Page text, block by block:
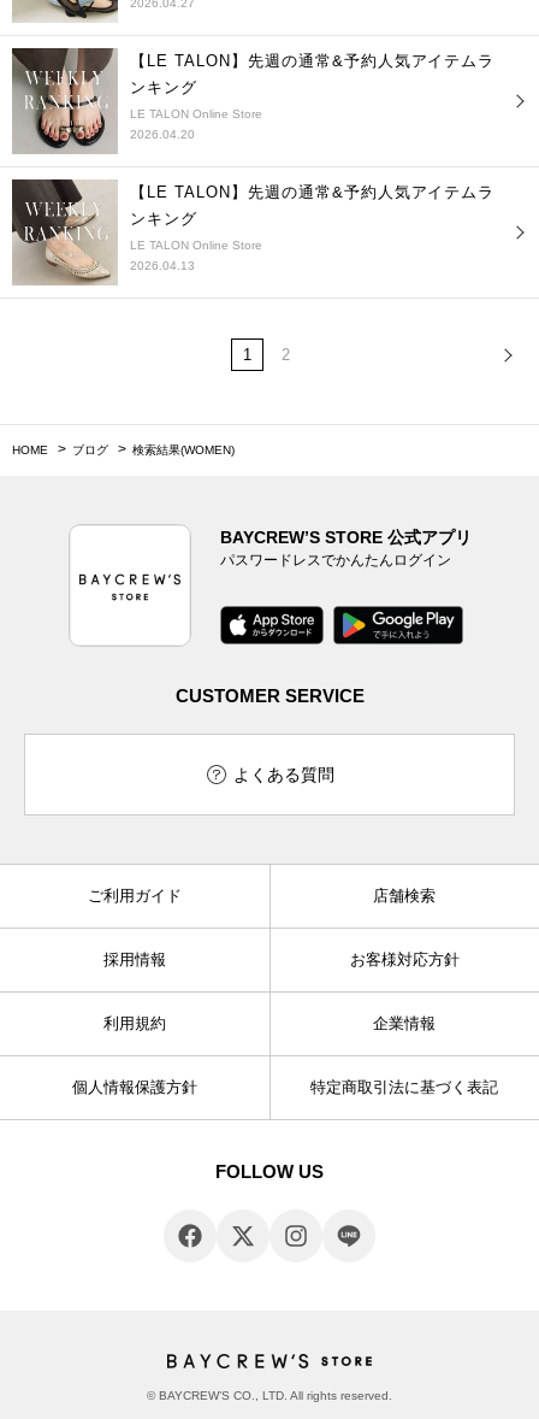
【LE TALON】先週の通常&予約人気アイテムラ
ンキング
LE TALON Online Store
2026.04.20
【LE TALON】先週の通常&予約人気アイテムラ
ンキング
LE TALON Online Store
2026.04.13
1 2
HOME ブログ 検索結果(WOMEN)
BAYCREW’S STORE 公式アプリ
パスワードレスでかんたんログイン
CUSTOMER SERVICE
よくある質問
ご利用ガイド 店舗検索
採用情報 お客様対応方針
利用規約 企業情報
個人情報保護方針 特定商取引法に基づく表記
FOLLOW US
© BAYCREW’S CO., LTD. All rights reserved.